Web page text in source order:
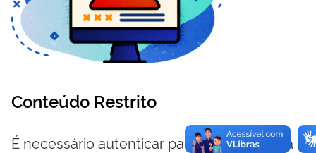
Conteúdo Restrito
É necessário autenticar para visualizar essa